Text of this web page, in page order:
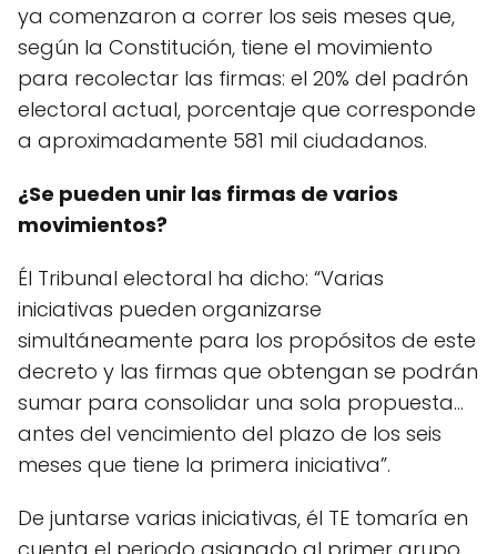
ya comenzaron a correr los seis meses que,
según la Constitución, tiene el movimiento
para recolectar las firmas: el 20% del padrón
electoral actual, porcentaje que corresponde
a aproximadamente 581 mil ciudadanos.
¿Se pueden unir las firmas de varios
movimientos?
Él Tribunal electoral ha dicho: “Varias
iniciativas pueden organizarse
simultáneamente para los propósitos de este
decreto y las firmas que obtengan se podrán
sumar para consolidar una sola propuesta...
antes del vencimiento del plazo de los seis
meses que tiene la primera iniciativa”.
De juntarse varias iniciativas, él TE tomaría en